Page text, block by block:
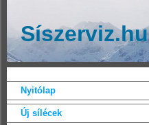
Síszerviz.hu
Nyitólap
Új sílécek